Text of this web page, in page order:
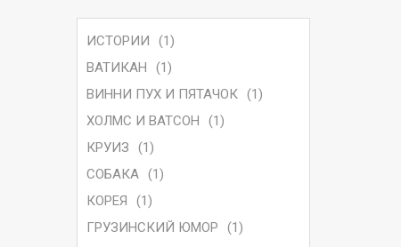
ИСТОРИИ
(1)
ВАТИКАН
(1)
ВИННИ ПУХ И ПЯТАЧОК (1)
ХОЛМС И ВАТСОН
(1)
КРУИЗ
(1)
СОБАКА (1)
КОРЕЯ
(1)
ГРУЗИНСКИЙ ЮМОР
(1)